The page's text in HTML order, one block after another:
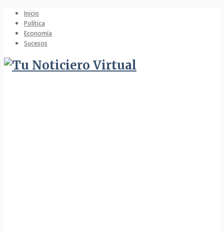
Inicio
Política
Economía
Sucesos